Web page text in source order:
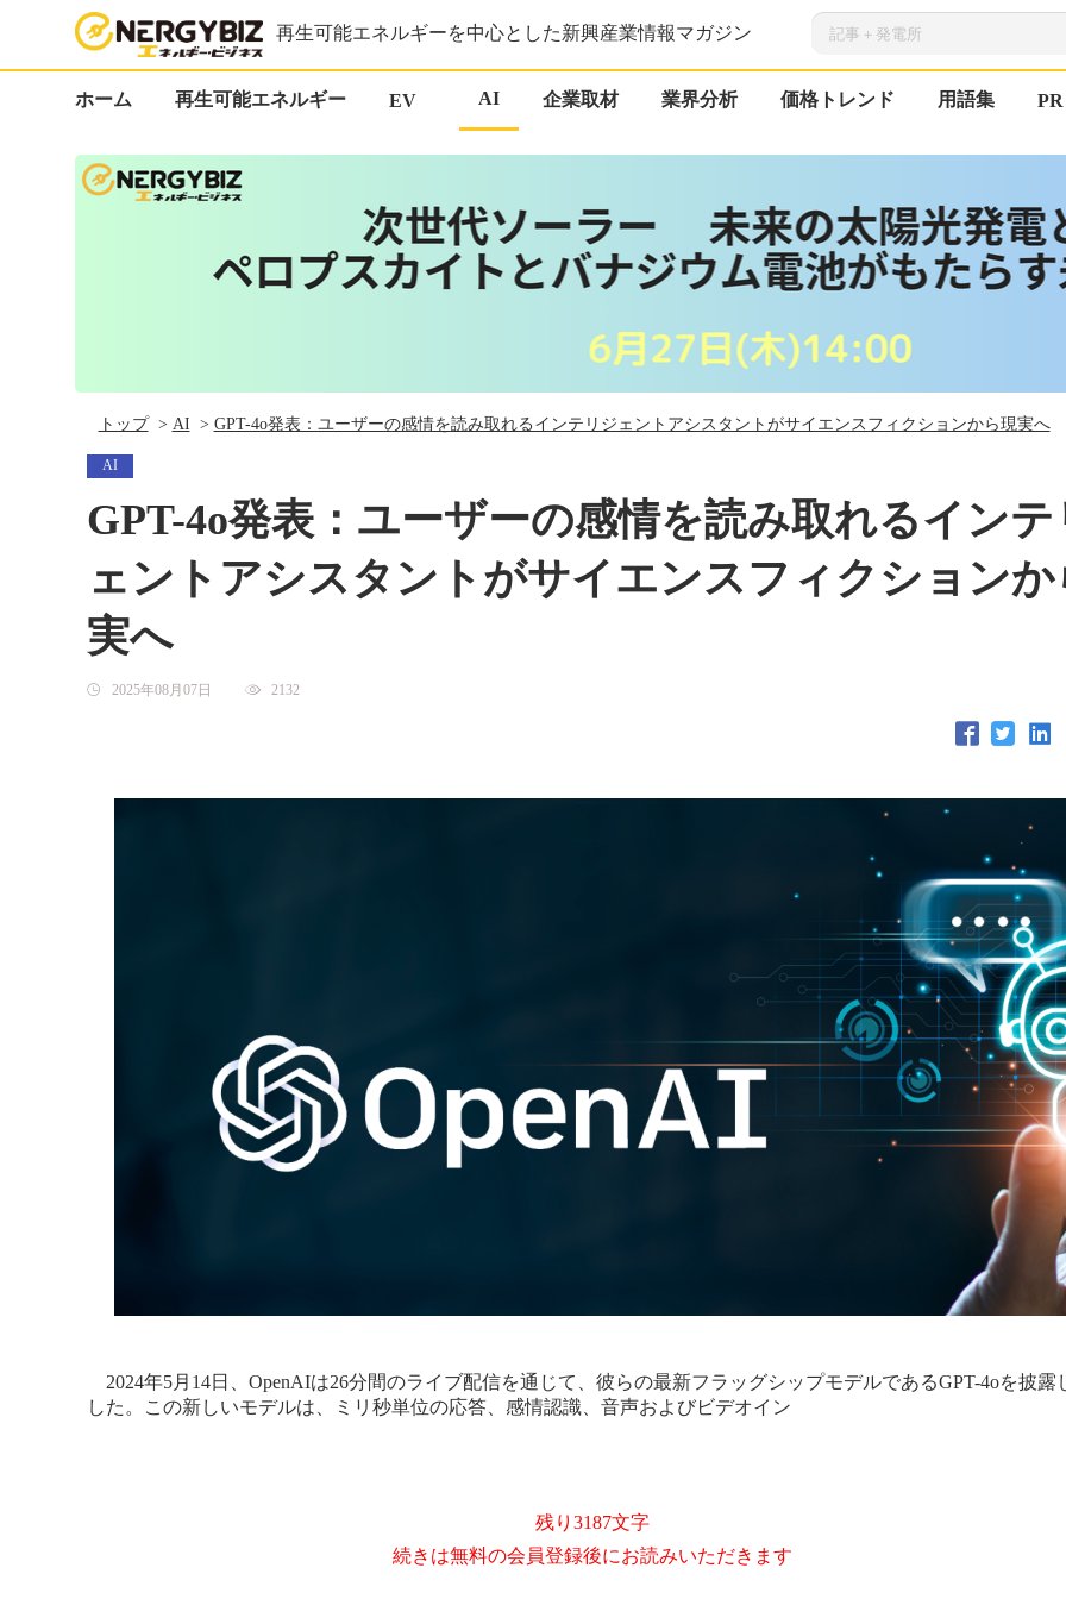
再生可能エネルギーを中心とした新興産業情報マガジン
ホーム 再生可能エネルギー EV AI 企業取材 業界分析 価格トレンド 用語集 PR
トップ AI GPT-4o発表：ユーザーの感情を読み取れるインテリジェントアシスタントがサイエンスフィクションから現実へ
AI
GPT-4o発表：ユーザーの感情を読み取れるイン
ェントアシスタントがサイエンスフィクションか
実へ
2025年08月07日 2132
2024年5月14日、OpenAIは26分間のライブ配信を通じて、彼らの最新フラッグシップモデルであるGPT-4oを披露
した。この新しいモデルは、ミリ秒単位の応答、感情認識、音声およびビデオイン
残り3187文字
続きは無料の会員登録後にお読みいただきます